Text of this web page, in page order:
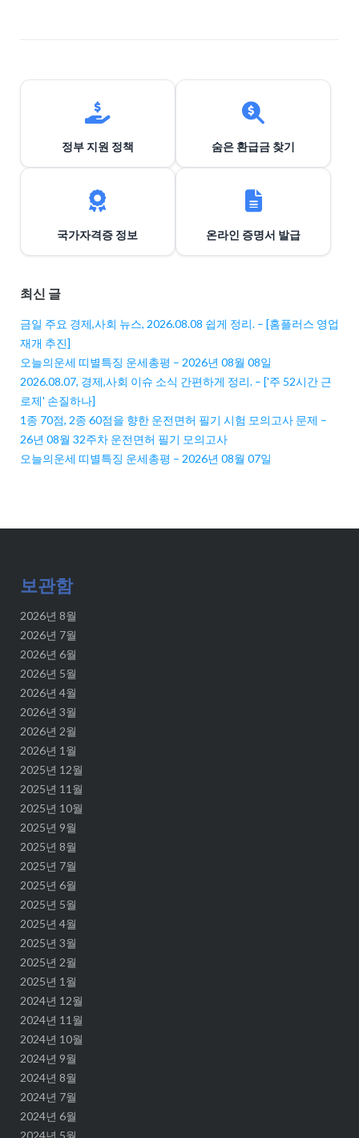
정부 지원 정책 숨은 환급금 찾기
국가자격증 정보 온라인 증명서 발급
최신 글
금일 주요 경제,사회 뉴스, 2026.08.08 쉽게 정리. – [홈플러스 영업
재개 추진]
오늘의운세 띠별특징 운세총평 – 2026년 08월 08일
2026.08.07, 경제,사회 이슈 소식 간편하게 정리. – ['주 52시간 근
로제' 손질하나]
1종 70점, 2종 60점을 향한 운전면허 필기 시험 모의고사 문제 –
26년 08월 32주차 운전면허 필기 모의고사
오늘의운세 띠별특징 운세총평 – 2026년 08월 07일
보관함
2026년 8월
2026년 7월
2026년 6월
2026년 5월
2026년 4월
2026년 3월
2026년 2월
2026년 1월
2025년 12월
2025년 11월
2025년 10월
2025년 9월
2025년 8월
2025년 7월
2025년 6월
2025년 5월
2025년 4월
2025년 3월
2025년 2월
2025년 1월
2024년 12월
2024년 11월
2024년 10월
2024년 9월
2024년 8월
2024년 7월
2024년 6월